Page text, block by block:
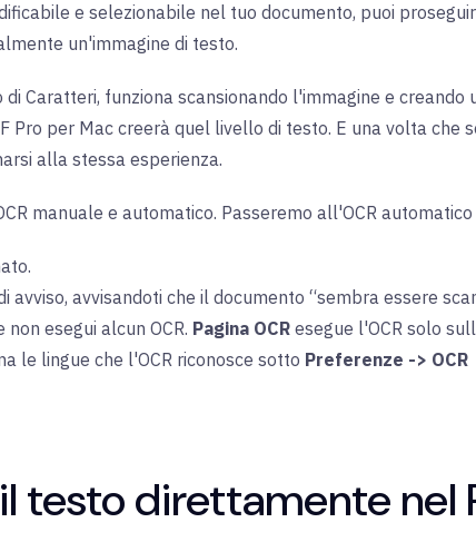
e selezionabile nel tuo documento, puoi
un'immagine di testo.
di Caratteri, funziona scansionando l'immagine e
Pro per Mac creerà quel livello di testo. E una volta
alla stessa esperienza.
manuale e automatico. Passeremo all'OCR
avviso, avvisandoti che il documento “sembra essere
non esegui alcun OCR. Pagina OCR esegue l'OCR solo
le lingue che l'OCR riconosce sotto Preferenze -> OCR
testo direttamente nel